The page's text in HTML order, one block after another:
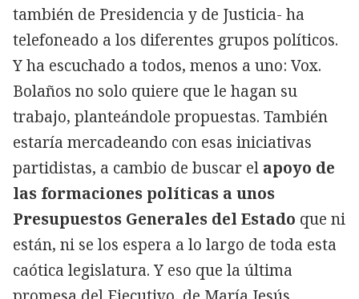
también de Presidencia y de Justicia- ha
telefoneado a los diferentes grupos políticos.
Y ha escuchado a todos, menos a uno: Vox.
Bolaños no solo quiere que le hagan su
trabajo, planteándole propuestas. También
estaría mercadeando con esas iniciativas
partidistas, a cambio de buscar el apoyo de
las formaciones políticas a unos
Presupuestos Generales del Estado que ni
están, ni se los espera a lo largo de toda esta
caótica legislatura. Y eso que la última